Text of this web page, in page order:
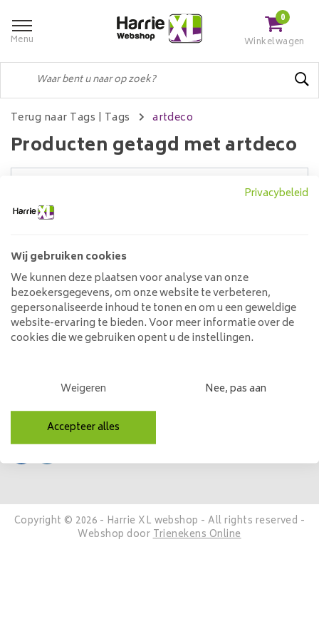
Menu
0
Winkelwagen
Terug naar Tags | Tags artdeco
Producten getagd met artdeco
Geen producten gevonden!...
Klantenservice
Mijn account
Contactgegevens
Volg ons
Copyright © 2026 - Harrie XL webshop - All rights reserved -
Webshop doorTrienekens Online
Privacybeleid
Wij gebruiken cookies
We kunnen deze plaatsen voor analyse van onze
bezoekersgegevens, om onze website te verbeteren,
gepersonaliseerde inhoud te tonen en om u een geweldige
website-ervaring te bieden. Voor meer informatie over de
cookies die we gebruiken opent u de instellingen.
Weigeren Nee, pas aan
Accepteer alles